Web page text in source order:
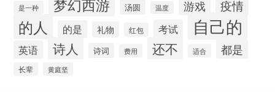
是一种 梦幻西游 汤圆 温度 游戏 疫情
的人 的是 礼物 红包 考试 自己的
英语 诗人 诗词 费用 还不 适合 都是
长辈 黄庭坚